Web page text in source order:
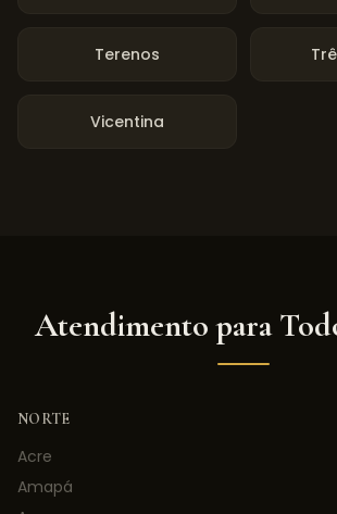
Terenos
Vicentina
Atendimento para
NORTE
Acre
Amapá